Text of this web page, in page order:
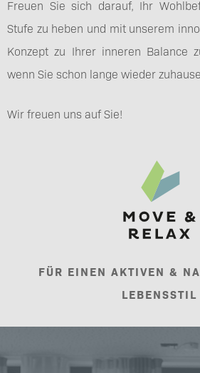
Freuen Sie sich darauf, Ihr
Stufe zu heben und mit unserem
Konzept zu Ihrer inneren Balance
wenn Sie schon lange wieder
Wir freuen uns auf Sie!
FÜR EINEN AKTIVEN &
LEBENSSTIL